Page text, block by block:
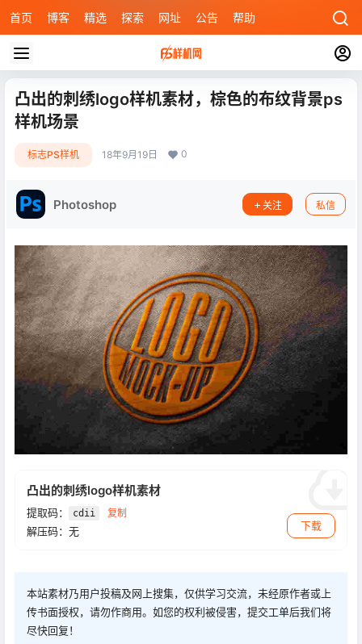
首页 博客 精选 探索 网址 公告 帮助
凸出的刺绣logo样机素材，棕色的布纹背景ps
样机场景
标志PS样机 18年9月19日 0
Photoshop 关注 私信
凸出的刺绣logo样机素材
提取码： cdii 复制
解压码：无 下载
本站素材乃用户投稿及网上搜集，仅供学习交流，未经原作者或上
传书面授权，请勿作商用。如您的权利被侵害，提交工单后我们将
尽快回复！